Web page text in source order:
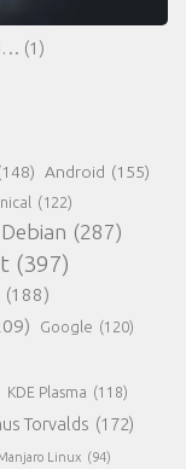
(1)
Android (155)
(122)
Debian (287)
(397)
(188)
Google (120)
KDE Plasma (118)
Torvalds (172)
Linux (94)